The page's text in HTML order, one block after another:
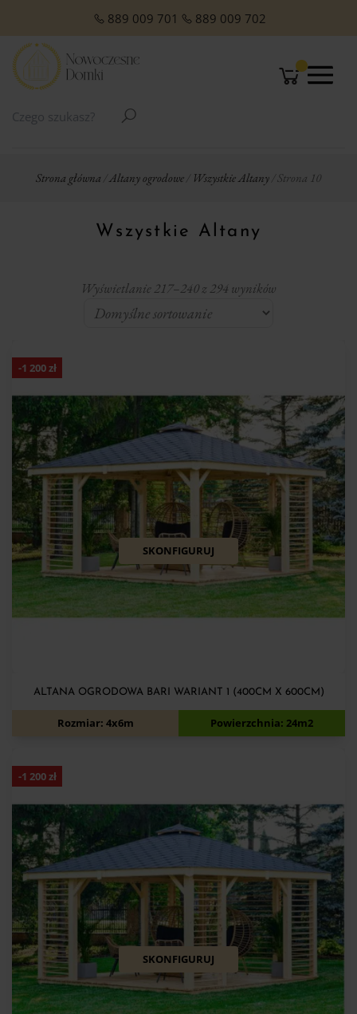
889 009 701 889 009 702
Strona główna Altany ogrodowe Wszystkie Altany / Strona 10
Wszystkie Altany
Wyświetlanie 217–240 z 294 wyników
-1 200zł
SKONFIGURUJ
ALTANA OGRODOWA BARI WARIANT 1 (400CM X 600CM)
12 000 10 800zł
Rozmiar: 4x6m Powierzchnia: 24m2
-1 200zł
SKONFIGURUJ